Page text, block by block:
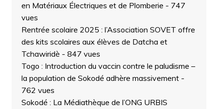
en Matériaux Électriques et de Plomberie - 747
vues
Rentrée scolaire 2025 : l’Association SOVET offre
des kits scolaires aux élèves de Datcha et
Tchawiridè - 847 vues
Togo : Introduction du vaccin contre le paludisme –
la population de Sokodé adhère massivement-
762 vues
Sokodé : La Médiathèque de l’ONG URBIS